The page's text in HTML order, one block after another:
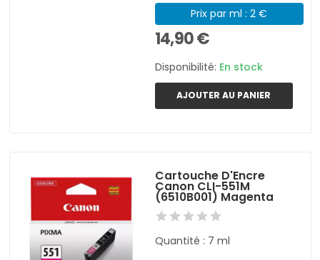
Prix par ml : 2 €
14,90 €
Disponibilité: En stock
AJOUTER AU PANIER
Cartouche D'Encre
Canon CLI-551M
(6510B001) Magenta
Quantité : 7 ml